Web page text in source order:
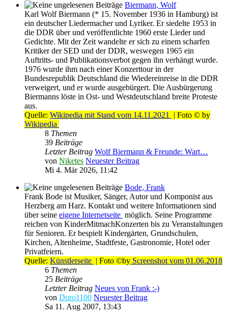
Biermann, Wolf
Karl Wolf Biermann (* 15. November 1936 in Hamburg) ist
ein deutscher Liedermacher und Lyriker. Er siedelte 1953 in
die DDR über und veröffentlichte 1960 erste Lieder und
Gedichte. Mit der Zeit wandelte er sich zu einem scharfen
Kritiker der SED und der DDR, weswegen 1965 ein
Auftritts- und Publikationsverbot gegen ihn verhängt wurde.
1976 wurde ihm nach einer Konzerttour in der
Bundesrepublik Deutschland die Wiedereinreise in die DDR
verweigert, und er wurde ausgebürgert. Die Ausbürgerung
Biermanns löste in Ost- und Westdeutschland breite Proteste
aus.
Quelle: Wikipedia mit Stand vom 14.11.2021
| Foto © by
Wikipedia
8 Themen
39 Beiträge
Letzter Beitrag Wolf Biermann & Freunde: Wart…
von Niketes Neuester Beitrag
Mi 4. Mär 2026, 11:42
Bode, Frank
Frank Bode ist Musiker, Sänger, Autor und Komponist aus
Herzberg am Harz. Kontakt und weitere Informationen sind
über seine eigene Internetseite möglich. Seine Programme
reichen von KinderMitmachKonzerten bis zu Veranstaltungen
für Senioren. Er bespielt Kindergärten, Grundschulen,
Kirchen, Altenheime, Stadtfeste, Gastronomie, Hotel oder
Privatfeiern.
Quelle: Künstlerseite | Foto ©by Screenshot vom 01.06.2018
6 Themen
25 Beiträge
Letzter Beitrag Neues von Frank :-)
von Doro1100 Neuester Beitrag
Sa 11. Aug 2007, 13:43